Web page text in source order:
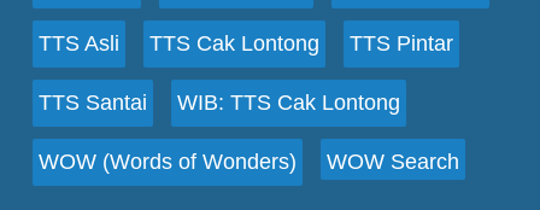
TTS Asli TTS Cak Lontong TTS Pintar
TTS Santai WIB: TTS Cak Lontong
WOW (Words of Wonders) WOW Search